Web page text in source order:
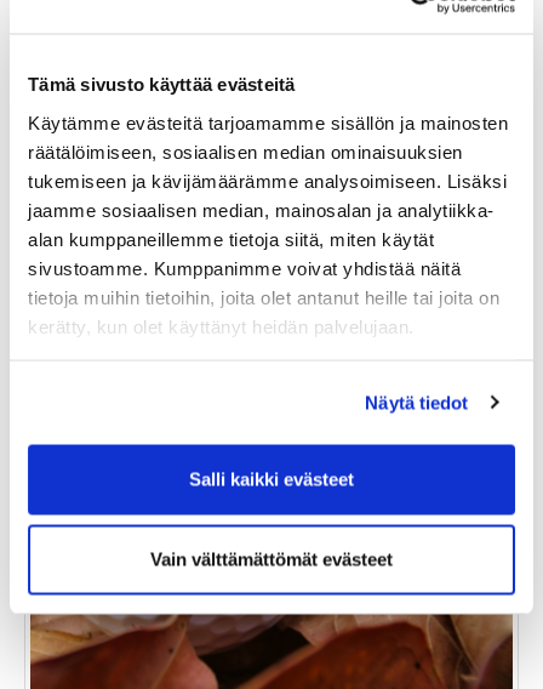
Tämä sivusto käyttää evästeitä
Käytämme evästeitä tarjoamamme sisällön ja mainosten
räätälöimiseen, sosiaalisen median ominaisuuksien
tukemiseen ja kävijämäärämme analysoimiseen. Lisäksi
jaamme sosiaalisen median, mainosalan ja analytiikka-
alan kumppaneillemme tietoja siitä, miten käytät
sivustoamme. Kumppanimme voivat yhdistää näitä
tietoja muihin tietoihin, joita olet antanut heille tai joita on
kerätty, kun olet käyttänyt heidän palvelujaan.
Näytä tiedot
Salli kaikki evästeet
Vain välttämättömät evästeet
RANGEPALLOT APP 10-KORIA
30,00 €
Tuoteinfo